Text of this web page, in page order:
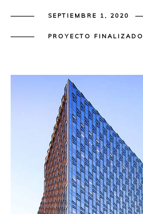
SEPTIEMBRE 1, 2020
PROYECTO FINALIZADO